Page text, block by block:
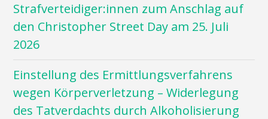
Strafverteidiger:innen zum Anschlag auf
den Christopher Street Day am 25. Juli
2026
Einstellung des Ermittlungsverfahrens
wegen Körperverletzung – Widerlegung
des Tatverdachts durch Alkoholisierung